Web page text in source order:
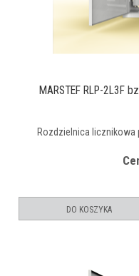
MARSTEF RLP-2L3F
Rozdzielnica licznikowa
DO KOSZYKA